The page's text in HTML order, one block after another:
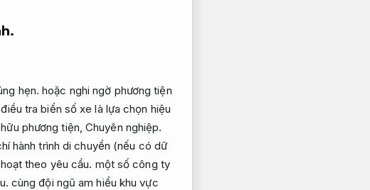
hẹn. hoặc nghi ngờ phương tiện
tra biển số xe là lựa chọn hiệu
phương tiện,Chuyên nghiệp.
hành trình di chuyển (nếu có dữ
theo yêu cầu. một số công ty
cùng đội ngũ am hiểu khu vực